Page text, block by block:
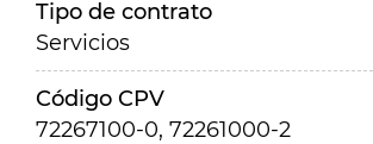
Tipo de contrato
Servicios
Código CPV
72267100-0, 72261000-2